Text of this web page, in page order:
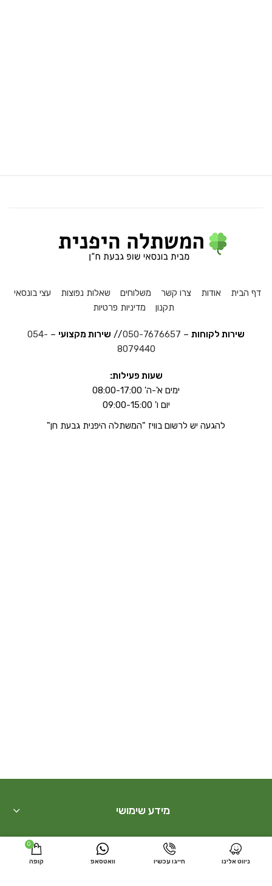
דף הבית אודות צרו קשר משלוחים שאלות נפוצות
עצי בונסאי
תקנון
מדיניות פרטיות
שירות לקוחות –
050-7676657
// שירות מקצועי –
054-
8079440
שעות פעילות:
ימים א'-ה' 08:00-17:00
יום ו' 09:00-15:00
להגעה יש לרשום בוויז "המשתלה היפנית גבעת חן"
מידע שימושי
ניווט אלינו חייגו עכשיו וואטסאפ
0
קופה